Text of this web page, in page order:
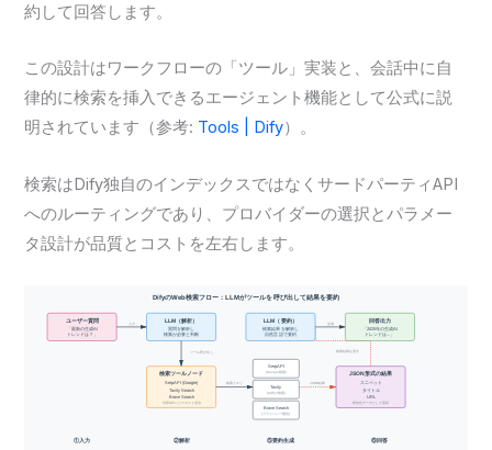
約して回答します。
この設計はワークフローの「ツール」実装と、会話中に自
律的に検索を挿入できるエージェント機能として公式に説
明されています（参考: Tools | Dify）。
検索はDify独自のインデックスではなくサードパーティAPI
へのルーティングであり、プロバイダーの選択とパラメー
タ設計が品質とコストを左右します。